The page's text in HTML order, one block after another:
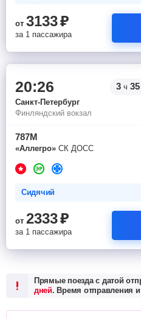
от 3133₽
за 1 пассажира
20:26 3 ч 35
Санкт-Петербург
Финляндский вокзал
787М
«Аллегро» СК ДОСС
Сидячий
от 2333₽
за 1 пассажира
Прямые поезда с датой
дней. Время отправления